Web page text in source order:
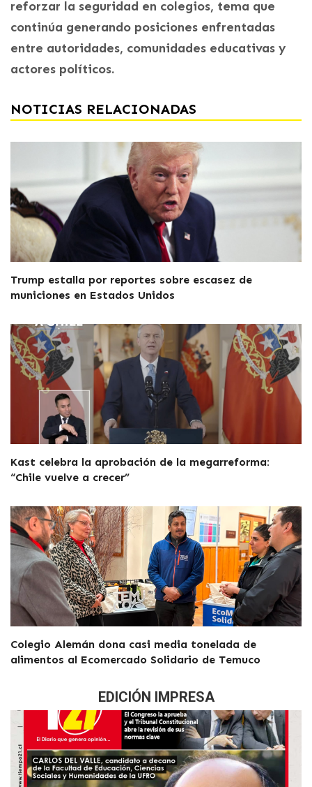
reforzar la seguridad en colegios, tema que
continúa generando posiciones enfrentadas
entre autoridades, comunidades educativas y
actores políticos.
NOTICIAS RELACIONADAS
Trump estalla por reportes sobre escasez de
municiones en Estados Unidos
Kast celebra la aprobación de la megarreforma:
“Chile vuelve a crecer”
Colegio Alemán dona casi media tonelada de
alimentos al Ecomercado Solidario de Temuco
EDICIÓN IMPRESA